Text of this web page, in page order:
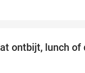
ontbijt, lunch of